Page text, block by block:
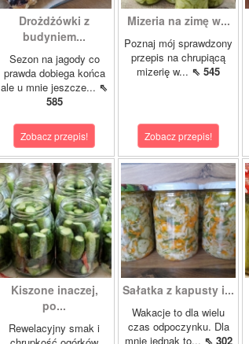
Drożdżówki z
budyniem...
Sezon na jagody co
prawda dobiega końca
ale u mnie jeszcze... ⇖
585
Zobacz przepis!
Mizeria na zimę w...
Poznaj mój sprawdzony
przepis na chrupiącą
mizerię w... ⇖ 545
Zobacz przepis!
Kiszone inaczej,
po...
Rewelacyjny smak i
Sałatka z kapusty i...
Wakacje to dla wielu
czas odpoczynku. Dla
mnie jednak to... ⇖ 302